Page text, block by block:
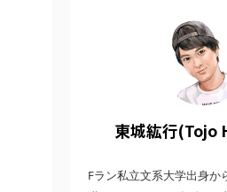
東城紘行(Tojo
Fラン私立文系大学出身か